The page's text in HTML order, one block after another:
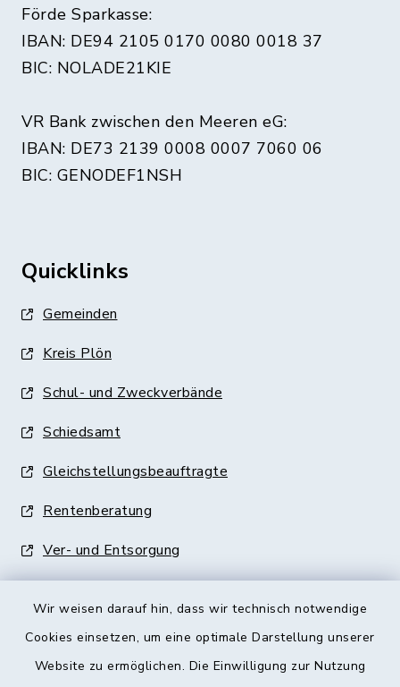
Wir weisen darauf hin, dass wir technisch notwendige
Cookies einsetzen, um eine optimale Darstellung unserer
Website zu ermöglichen. Die Einwilligung zur Nutzung
Förde Sparkasse:
IBAN: DE94 2105 0170 0080 0018 37
BIC: NOLADE21KIE
VR Bank zwischen den Meeren eG:
IBAN: DE73 2139 0008 0007 7060 06
BIC: GENODEF1NSH
Quicklinks
Gemeinden
Kreis Plön
Schul- und Zweckverbände
Schiedsamt
Gleichstellungsbeauftragte
Rentenberatung
Ver- und Entsorgung